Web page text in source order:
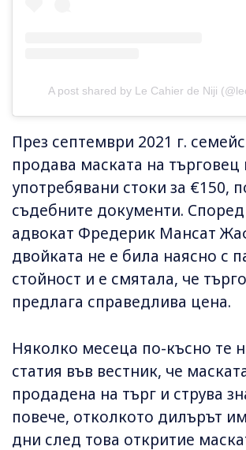
A post shared by Le Cahier de Niji
През септември 2021 г.
продава маската на търговец
употребявани стоки за €150,
съдебните документи. Според
адвокат Фредерик Мансат
двойката не е била наясно с
стойност и е смятала, че
предлага справедлива цена.
Няколко месеца по-късно те
статия във вестник, че
продадена на търг и струва
повече, отколкото дилърът
дни след това откритие